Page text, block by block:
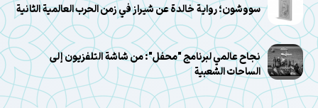
سووشون؛ رواية خالدة عن شيراز في زمن الحرب العالمية الثانية
نجاح عالمي لبرنامج "محفل": من شاشة التلفزيون إلى
الساحات الشعبية